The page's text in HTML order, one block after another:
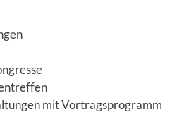
mit Vortragsprogramm